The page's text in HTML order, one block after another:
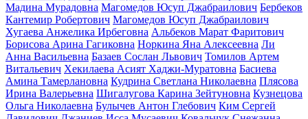
Мадина Мурадовна Магомедов Юсуп Джабраилович Бербеков
Кантемир Робертович Магомедов Юсуп Джабраилович
Хугаева Анжелика Ирбеговна Альбеков Марат Фаритович
Борисова Арина Гагиковна Норкина Яна Алексеевна Ли
Анна Васильевна Базаев Сослан Львович Томилов Артем
Витальевич Хекилаева Асият Хаджи-Муратовна Басиева
Амина Тамерлановна Кудрина Светлана Николаевна Плясова
Ирина Валерьевна Шигалугова Карина Зейтуновна Кузнецова
Ольга Николаевна Булычев Антон Глебович Ким Сергей